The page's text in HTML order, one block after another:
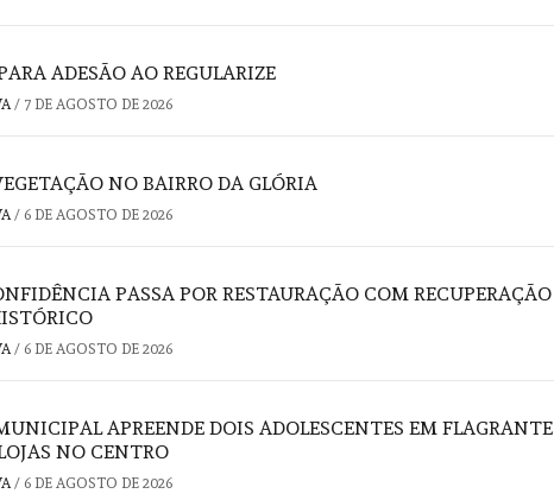
ADESÃO AO REGULARIZE
/ 7 DE AGOSTO DE 2026
NO BAIRRO DA GLÓRIA
/ 6 DE AGOSTO DE 2026
PASSA POR RESTAURAÇÃO COM RECUPERAÇÃO
/ 6 DE AGOSTO DE 2026
APREENDE DOIS ADOLESCENTES EM FLAGRANTE
NO CENTRO
/ 6 DE AGOSTO DE 2026